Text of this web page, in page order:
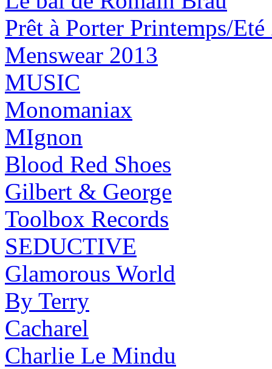
Prêt à Porter Printemps/Eté
Menswear 2013
MUSIC
Monomaniax
MIgnon
Blood Red Shoes
Gilbert & George
Toolbox Records
SEDUCTIVE
Glamorous World
By Terry
Cacharel
Charlie Le Mindu